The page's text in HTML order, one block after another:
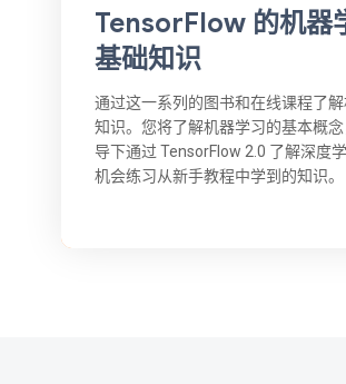
TensorFlow 的机器
基础知识
通过这一系列的图书和在线课程了
知识。您将了解机器学习的基本概念
导下通过 TensorFlow 2.0 了解深度
机会练习从新手教程中学到的知识。